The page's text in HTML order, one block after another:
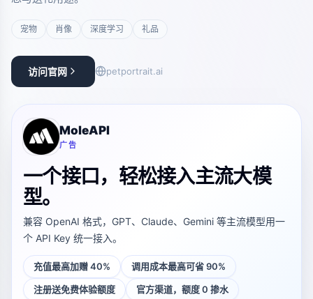
宠物 肖像 深度学习 礼品
访问官网 petportrait.ai
MoleAPI
广告
一个接口，轻松接入主流大模
型。
兼容 OpenAI 格式，GPT、Claude、Gemini 等主流模型用一
个 API Key 统一接入。
充值最高加赠 40% 调用成本最高可省 90%
注册送免费体验额度 官方渠道，额度 0 掺水